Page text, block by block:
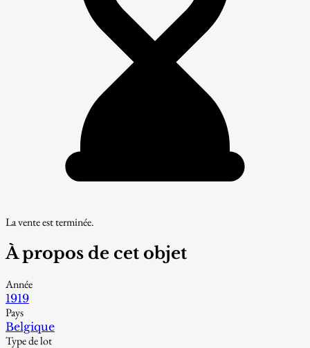
La vente est terminée.
À propos de cet objet
Année
1919
Pays
Belgique
Type de lot